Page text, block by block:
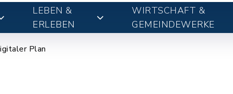
LEBEN &
ERLEBEN
WIRTSCHAFT &
GEMEINDEWERKE
Plan